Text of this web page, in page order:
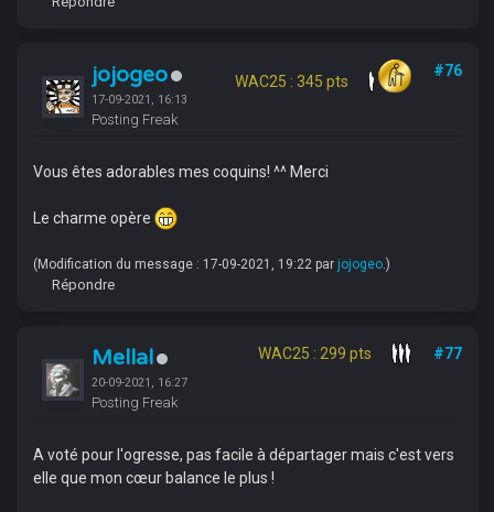
jojogeo
17-09-2021, 16:13
Posting Freak
WAC25 : 345 pts
#76
Vous êtes adorables mes coquins! ^^ Merci
Le charme opère
(Modification du message : 17-09-2021, 19:22 par jojogeo.)
Répondre
Mellal
20-09-2021, 16:27
Posting Freak
WAC25 : 299 pts #77
A voté pour l'ogresse, pas facile à départager mais c'est vers
elle que mon cœur balance le plus !